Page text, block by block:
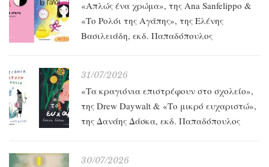
«Απλώς ένα χρώμα», της Ana Sanfelippo &
«Το Ρολόι της Αγάπης», της Ελένης
Βασιλειάδη, εκδ. Παπαδόπουλος
31/07/2026
«Τα κραγιόνια επιστρέφουν στο σχολείο»,
της Drew Daywalt & «Το μικρό ευχαριστώ»,
της Δανάης Δάσκα, εκδ. Παπαδόπουλος
30/07/2026